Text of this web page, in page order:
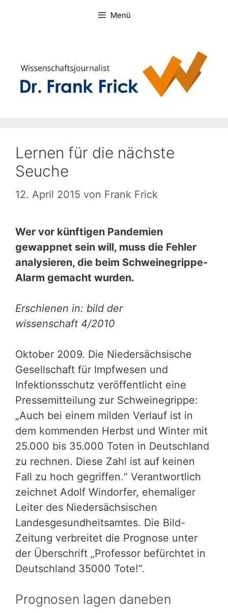
Menü
Lernen für die nächste
Seuche
12. April 2015 von Frank Frick
Wer vor künftigen Pandemien
gewappnet sein will, muss die Fehler
analysieren, die beim Schweinegrippe-
Alarm gemacht wurden.
Erschienen in: bild der
wissenschaft 4/2010
Oktober 2009. Die Niedersächsische
Gesellschaft für Impfwesen und
Infektionsschutz veröffentlicht eine
Pressemitteilung zur Schweinegrippe:
„Auch bei einem milden Verlauf ist in
dem kommenden Herbst und Winter mit
25.000 bis 35.000 Toten in Deutschland
zu rechnen. Diese Zahl ist auf keinen
Fall zu hoch gegriffen.“ Verantwortlich
zeichnet Adolf Windorfer, ehemaliger
Leiter des Niedersächsischen
Landesgesundheitsamtes. Die Bild-
Zeitung verbreitet die Prognose unter
der Überschrift „Professor befürchtet in
Deutschland 35000 Tote!“.
Prognosen lagen daneben